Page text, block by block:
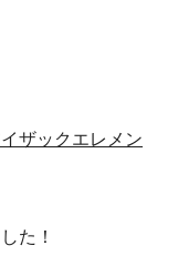
ザックエレメン
た！